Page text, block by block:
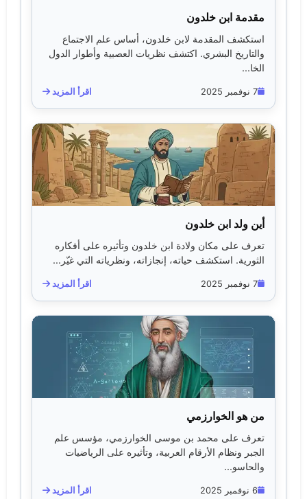
مقدمة ابن خلدون
استكشف المقدمة لابن خلدون، أساس علم الاجتماع
والتاريخ البشري. اكتشف نظريات العصبية وأطوار الدول
الخا...
7 نوفمبر 2025 اقرأ المزيد
أين ولد ابن خلدون
تعرف على مكان ولادة ابن خلدون وتأثيره على أفكاره
الثورية. استكشف حياته، إنجازاته، ونظرياته التي غيّر...
7 نوفمبر 2025 اقرأ المزيد
من هو الخوارزمي
تعرف على محمد بن موسى الخوارزمي، مؤسس علم
الجبر ونظام الأرقام العربية، وتأثيره على الرياضيات
والحاسو...
6 نوفمبر 2025 اقرأ المزيد